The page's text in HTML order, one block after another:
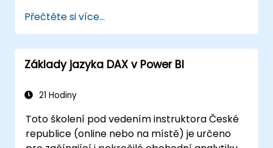
Přečtěte si více...
Základy jazyka DAX v Power BI
21 Hodiny
Toto školení pod vedením instruktora České
republice (online nebo na místě) je určeno